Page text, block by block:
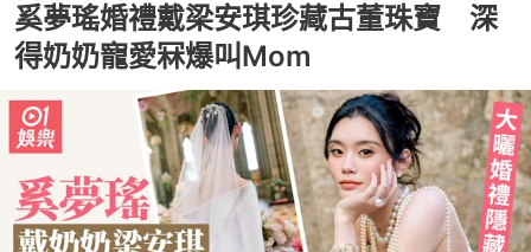
奚夢瑤婚禮戴梁安琪珍藏古董珠寶 深
得奶奶寵愛冧爆叫Mom